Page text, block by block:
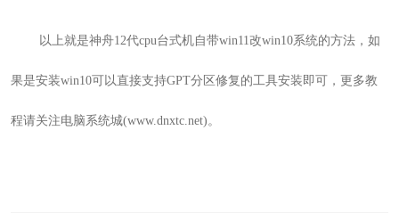
以上就是神舟12代cpu台式机自带win11改win10系统的方法，如
果是安装win10可以直接支持GPT分区修复的工具安装即可，更多教
程请关注电脑系统城(www.dnxtc.net)。